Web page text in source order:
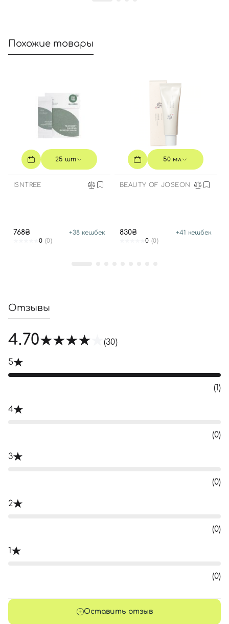
Похожие товары
25 шт
ISNTREE
768₴ +38 кешбек
0 (0)
50 мл
BEAUTY OF JOSEON
830₴ +41 кешбек
0 (0)
Отзывы
4.70 (30)
5
(1)
4
(0)
3
(0)
2
(0)
1
(0)
Оставить отзыв
Регистрация
Номер телефона
Отправляя форму для авторизации/регистрации, вы
принимаете условияПользовательские соглашения